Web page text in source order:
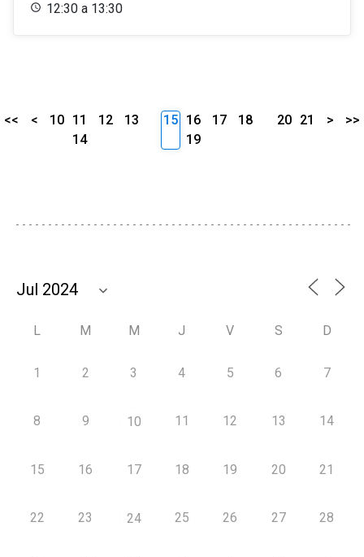
12:30 a 13:30
<< < 10 11 12
13
14
15 16 17
18
19
20 21 > >>
L M M J V S D
1 2 3 4 5 6 7
8 9 10 11 12 13 14
15 16 17 18 19 20 21
22 23 24 25 26 27 28